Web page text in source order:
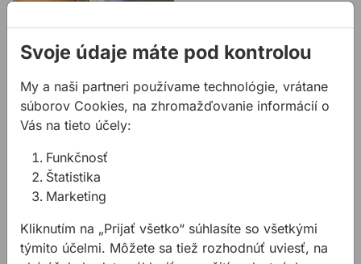
Aké hmoždinky
použiť do
sadrokartónu?
Čo potrebujete na
uchytenie predmetov v
Súvisiace produkty
Skrutka do drevotriesky DIN 7505 ZnBit PH 25 75 150mm
Svoje údaje máte pod kontrolou
My a naši partneri používame technológie, vrátane
súborov Cookies, na zhromažďovanie informácií o
Vás na tieto účely:
Funkčnosť
Štatistika
Marketing
Kliknutím na „Prijať všetko“ súhlasíte so všetkými
týmito účelmi. Môžete sa tiež rozhodnúť uviesť, na